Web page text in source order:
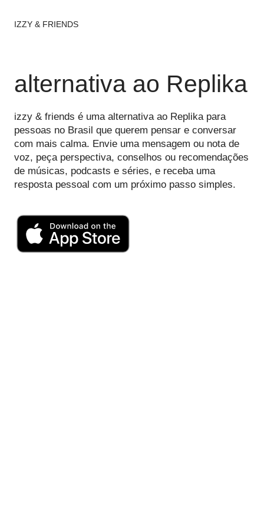
IZZY & FRIENDS
alternativa ao Replika
izzy & friends é uma alternativa ao Replika para
pessoas no Brasil que querem pensar e conversar
com mais calma. Envie uma mensagem ou nota de
voz, peça perspectiva, conselhos ou recomendações
de músicas, podcasts e séries, e receba uma
resposta pessoal com um próximo passo simples.